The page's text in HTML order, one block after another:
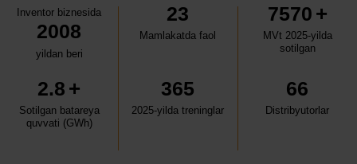
Inventor biznesida
2008
yildan beri
23
Mamlakatda faol
7570 +
MVt 2025-yilda
sotilgan
2.8 +
Sotilgan batareya
quvvati (GWh)
365
2025-yilda treninglar
66
Distribyutorlar
Karyera
Distribyutorlar
Aloqa